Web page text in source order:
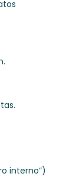
interno”)